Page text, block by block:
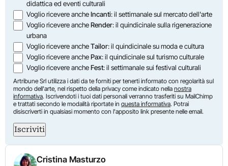
didattica ed eventi culturali
Voglio ricevere ancheIncanti: il settimanale sul mercato dell'arte
Voglio ricevere ancheRender: il quindicinale sulla rigenerazione
urbana
Voglio ricevere ancheTailor: il quindicinale su moda e cultura
Voglio ricevere anchePax: il quindicinale sul turismo culturale
Voglio ricevere ancheFest: il settimanale sui festival culturali
Artribune Srl utilizza i dati da te forniti per tenerti informato con regolarità sul
mondo dell'arte, nel rispetto della privacy come indicato nella nostra
informativa. Iscrivendoti i tuoi dati personali verranno trasferiti su MailChimp
e trattati secondo le modalità riportate in questa informativa. Potrai
disiscriverti in qualsiasi momento con l'apposito link presente nelle email.
Iscriviti
Cristina Masturzo